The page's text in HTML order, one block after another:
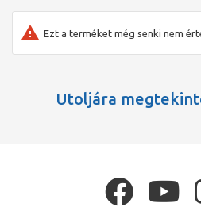
Ezt a terméket még senki nem
Utoljára